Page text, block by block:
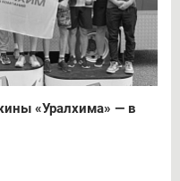
«Уралхима» — в